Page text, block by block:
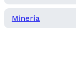
Minería